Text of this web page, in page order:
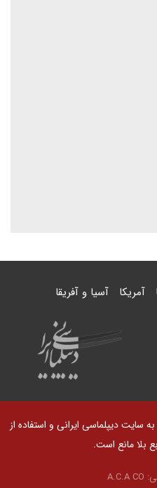
آمریکا آسیا و آفریقا
دیپلماسی ایرانی و استفاده از
بلا مانع است.
A.C.A CO